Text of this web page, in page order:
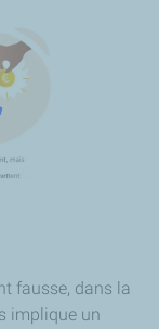
fausse, dans la
implique un